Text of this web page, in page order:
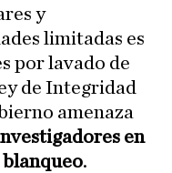
y
limitadas es
por lavado de
de Integridad
amenaza
en
.